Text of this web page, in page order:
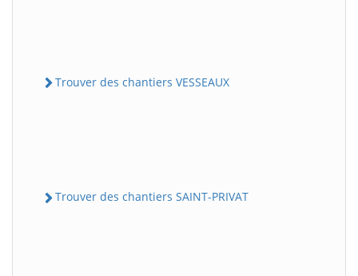
Trouver des chantiers VESSEAUX
Trouver des chantiers SAINT-PRIVAT